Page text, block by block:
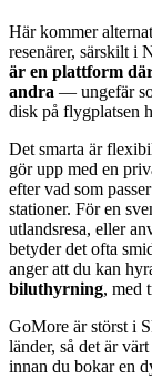
Här kommer
resenärer, särskilt i
är en plattform
andra — ungefär
disk på flygplatsen
Det smarta är
gör upp med en
efter vad som
stationer. För en
utlandsresa, eller
betyder det ofta
anger att du kan
biluthyrning, med
GoMore är störst i
länder, så det är
innan du bokar en